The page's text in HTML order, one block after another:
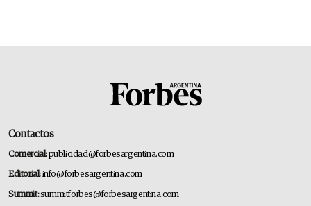
Contactos
Comercial:publicidad@forbesargentina.com
Editorial:info@forbesargentina.com
Summit:summitforbes@forbesargentina.com